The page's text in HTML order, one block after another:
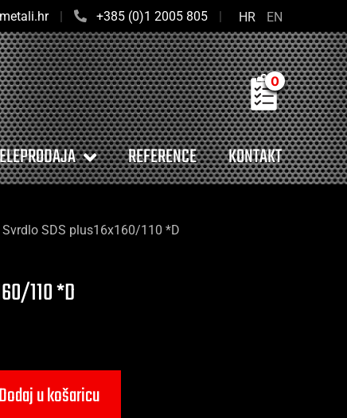
| +385 (0)1 2005 805 | HR EN
0
REFERENCE KONTAKT
Svrdlo SDS plus16x160/110 *D
110 *D
Dodaj u košaricu